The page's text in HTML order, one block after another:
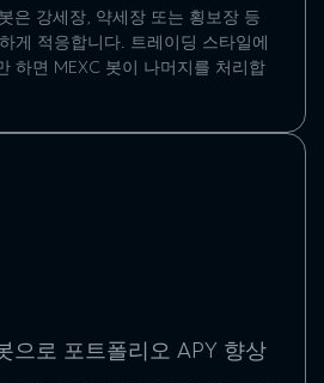
은 강세장, 약세장 또는 횡보장 등
게 적응합니다. 트레이딩 스타일에
하면 MEXC 봇이 나머지를 처리합
으로 포트폴리오 APY 향상